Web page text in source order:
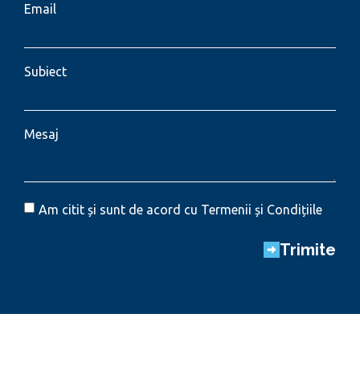
Email
Subiect
Mesaj
Am citit și sunt de acord cu Termenii și Condițiile
Trimite